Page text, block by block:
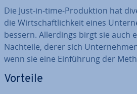
Die Just-in-time-Pro­duk­ti­on hat
die Wirt­schaft­lich­keit eines
bes­sern. Al­ler­dings birgt sie auch
Nachteile, derer sich
wenn sie eine Ein­füh­rung der
Vorteile